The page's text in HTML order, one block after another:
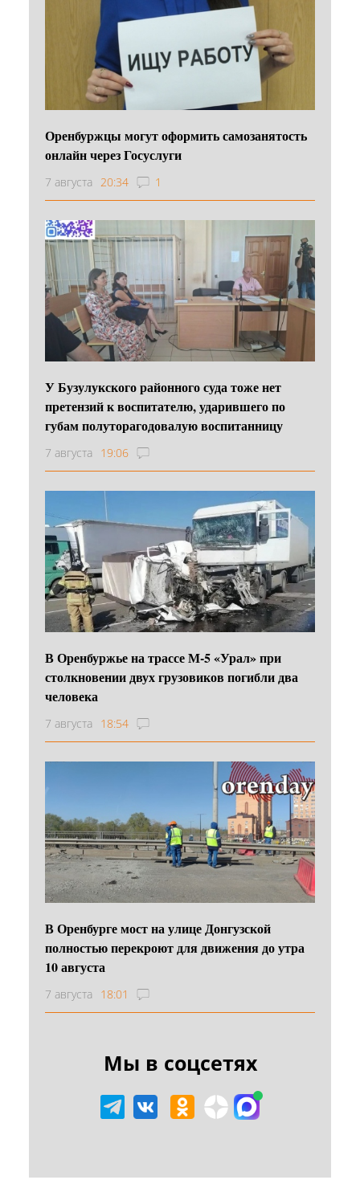
Оренбуржцы могут оформить самозанятость
онлайн через Госуслуги
7 августа 20:34 1
У Бузулукского районного суда тоже нет
претензий к воспитателю, ударившего по
губам полуторагодовалую воспитанницу
7 августа 19:06
В Оренбуржье на трассе М-5 «Урал» при
столкновении двух грузовиков погибли два
человека
7 августа 18:54
В Оренбурге мост на улице Донгузской
полностью перекроют для движения до утра
10 августа
7 августа 18:01
Мы в соцсетях